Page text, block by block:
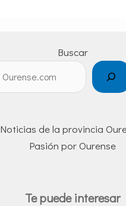
Buscar
Noticias de la provincia
Pasión por Ourense
Te puede interesar